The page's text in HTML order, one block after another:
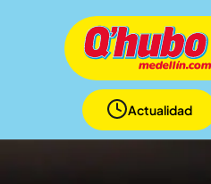
Actualidad